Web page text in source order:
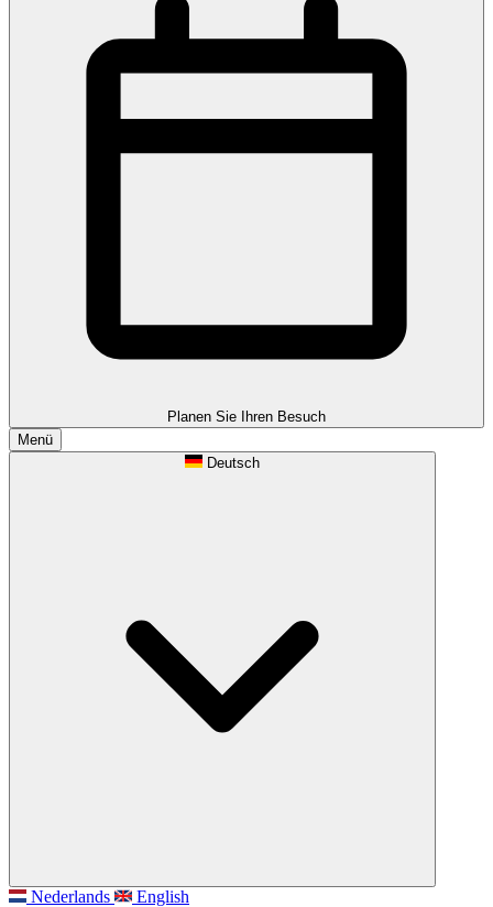
Planen Sie Ihren Besuch
Menü
Deutsch
Nederlands English